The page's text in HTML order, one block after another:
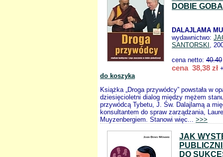
DOBIE
DALAJLAMA
wydawnictwo:
SANTORSKI ,
cena netto: 40.40
cena 38,38 zł
do koszyka
Książka „Droga przywódcy” powstała w
dziesięcioletni dialog między mężem
przywódcą Tybetu, J. Św. Dalajlamą a
konsultantem do spraw zarządzania,
Muyzenbergiem. Stanowi więc... >>>
JAK
DO